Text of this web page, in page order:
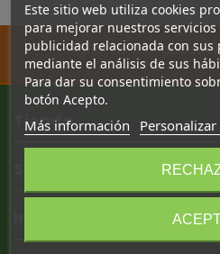
Síguenos en:
Este sitio web utiliza cookies
para mejorar nuestros
publicidad relacionada con sus
mediante el análisis de sus
Para dar su consentimiento
botón Acepto.
Más información
Tienda